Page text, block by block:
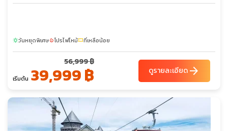
sunnyวันหยุดพิเศษlocal_fire_departmentโปรไฟไหม้confirmation_numberที่เหลือน้อย
เริ่มต้น
56,999 ฿
39,999 ฿ ดูรายละเอียดarrow_forward